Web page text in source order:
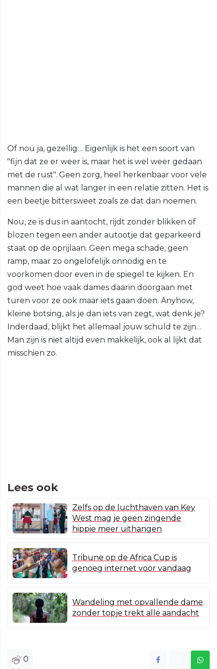
Of nou ja, gezellig… Eigenlijk is het een soort van
"fijn dat ze er weer is, maar het is wel weer gedaan
met de rust". Geen zorg, heel herkenbaar voor vele
mannen die al wat langer in een relatie zitten. Het is
een beetje bittersweet zoals ze dat dan noemen.
Nou, ze is dus in aantocht, rijdt zonder blikken of
blozen tegen een ander autootje dat geparkeerd
staat op de oprijlaan. Geen mega schade, geen
ramp, maar zo ongelofelijk onnodig en te
voorkomen door even in de spiegel te kijken. En
god weet hoe vaak dames daarin doorgaan met
turen voor ze ook maar iets gaan doen. Anyhow,
kleine botsing, als je dan iets van zegt, wat denk je?
Inderdaad, blijkt het allemaal jouw schuld te zijn…
Man zijn is niet altijd even makkelijk, ook al lijkt dat
misschien zo.
Lees ook
Zelfs op de luchthaven van Key
West mag je geen zingende
hippie meer uithangen
Tribune op de Africa Cup is
genoeg internet voor vandaag
Wandeling met opvallende dame
zonder topje trekt alle aandacht
0